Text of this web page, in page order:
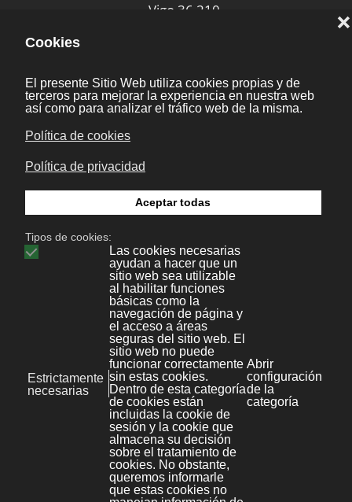
Vigo 36.210
Diseño y desarrollo:Bonaval Multimedia SLCopyright ©
Aviso legal
Noticias
File Store
Kit Digital
Polícita de Privacidad
Política de cookies
Área privada
Mapa web